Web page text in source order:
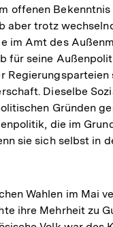
offenen
aber trotz
im Amt des
für seine
Regierungsparteien
Dieselbe
Gründen
die im
sie sich selbst in
Wahlen im Mai
ihre Mehrheit zu